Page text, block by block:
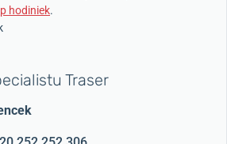
hodiniek.
Traser